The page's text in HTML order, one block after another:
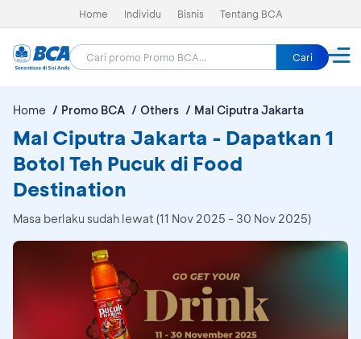
Home Individu Bisnis Tentang BCA
Cari
Home Promo BCA Others Mal Ciputra Jakarta
Mal Ciputra Jakarta - Dapatkan 1
Botol Teh Pucuk di Food
Destination
Masa berlaku sudah lewat (11 Nov 2025 - 30 Nov 2025)